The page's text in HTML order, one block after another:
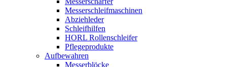
Messerschleifmaschinen
Abziehleder
Schleifhilfen
HORL Rollenschleifer
Pflegeprodukte
Aufbewahren
Messerblöcke